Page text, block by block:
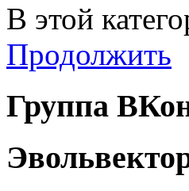
В этой
Продолжить
Группа